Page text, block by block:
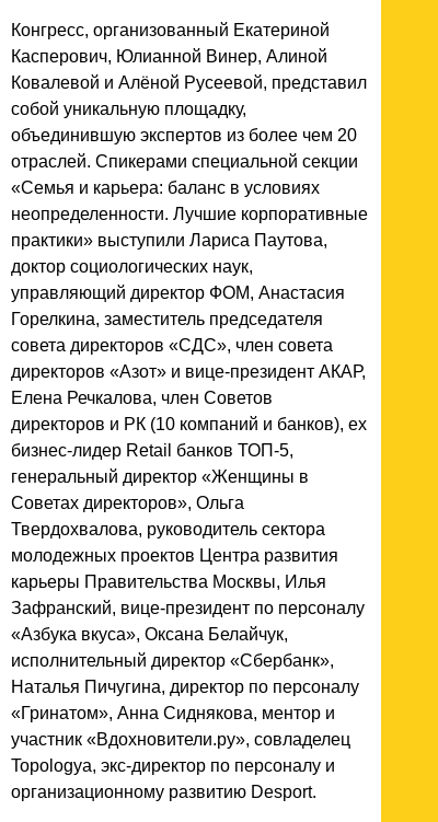
Конгресс, организованный Екатериной
Касперович, Юлианной Винер, Алиной
Ковалевой и Алёной Русеевой, представил
собой уникальную площадку,
объединившую экспертов из более чем 20
отраслей. Спикерами специальной секции
«Семья и карьера: баланс в условиях
неопределенности. Лучшие корпоративные
практики» выступили Лариса Паутова,
доктор социологических наук,
управляющий директор ФОМ, Анастасия
Горелкина, заместитель председателя
совета директоров «СДС», член совета
директоров «Азот» и вице-президент АКАР,
Елена Речкалова, член Советов
директоров и РК (10 компаний и банков), ex
бизнес-лидер Retail банков ТОП-5,
генеральный директор «Женщины в
Советах директоров», Ольга
Твердохвалова, руководитель сектора
молодежных проектов Центра развития
карьеры Правительства Москвы, Илья
Зафранский, вице-президент по персоналу
«Азбука вкуса», Оксана Белайчук,
исполнительный директор «Сбербанк»,
Наталья Пичугина, директор по персоналу
«Гринатом», Анна Сиднякова, ментор и
участник «Вдохновители.ру», совладелец
Topologya, экс-директор по персоналу и
организационному развитию Desport.